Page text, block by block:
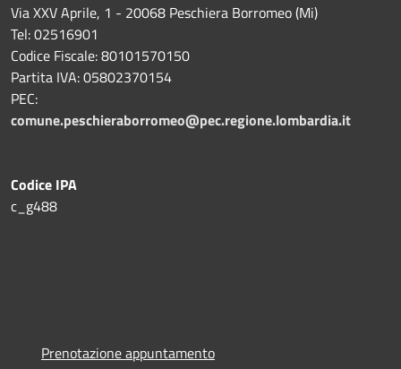
Via XXV Aprile, 1 - 20068 Peschiera Borromeo (Mi)
Tel: 02516901
Codice Fiscale: 80101570150
Partita IVA: 05802370154
PEC:
comune.peschieraborromeo@pec.regione.lombardia.it
Codice IPA
c_g488
Prenotazione appuntamento